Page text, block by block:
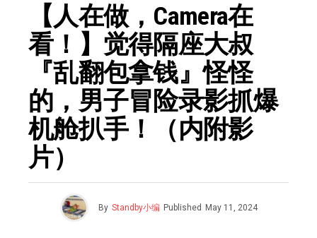
【人在做，Camera在
看！】觉得隔座大叔
『乱翻包拿钱』怪怪
的，男子冒险录影抓爆
机舱扒手！（内附影
片）
By Standby小编 Published May 11, 2024